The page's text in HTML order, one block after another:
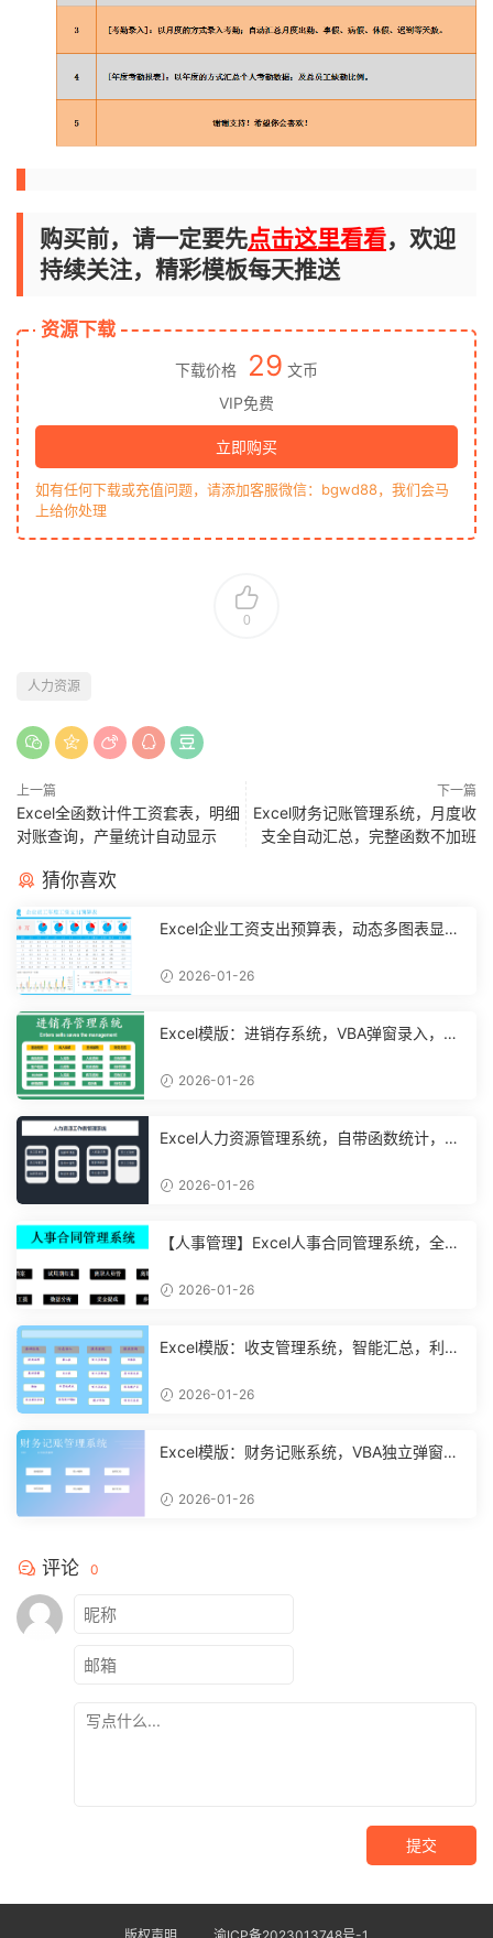
购买前，请一定要先点击这里看看，欢迎
持续关注，精彩模板每天推送
资源下载
下载价格 29 文币
VIP免费
立即购买
如有任何下载或充值问题，请添加客服微信：bgwd88，我们会马
上给你处理
0
人力资源
上一篇
Excel全函数计件工资套表，明细
对账查询，产量统计自动显示
下一篇
Excel财务记账管理系统，月度收
支全自动汇总，完整函数不加班
猜你喜欢
Excel企业工资支出预算表，动态多图表显
2026-01-26
Excel模版：进销存系统，VBA弹窗录入，智
2026-01-26
Excel人力资源管理系统，自带函数统计，功
2026-01-26
【人事管理】Excel人事合同管理系统，全函
2026-01-26
Excel模版：收支管理系统，智能汇总，利润
2026-01-26
Excel模版：财务记账系统，VBA独立弹窗，
2026-01-26
评论 0
提交